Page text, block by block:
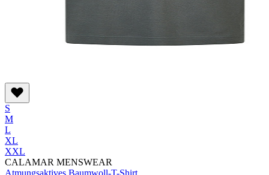
S
M
L
XL
XXL
CALAMAR MENSWEAR
Atmungsaktives Baumwoll-T-Shirt